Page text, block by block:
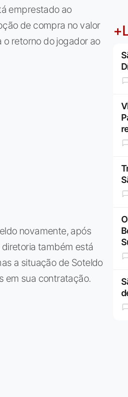
emprestado ao
de compra no valor
o retorno do jogador ao
novamente, após
também está
a situação de Soteldo
em sua contratação.